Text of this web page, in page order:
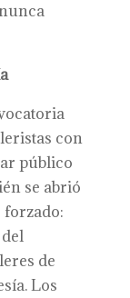
con
público
se abrió
forzado:
de
Los